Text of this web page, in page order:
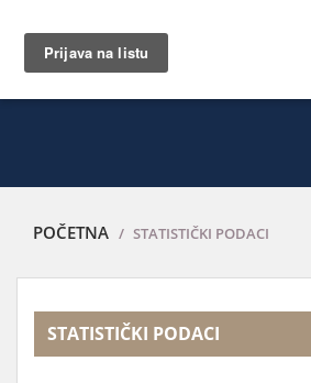
POČETNA STATISTIČKI PODACI
STATISTIČKI PODACI